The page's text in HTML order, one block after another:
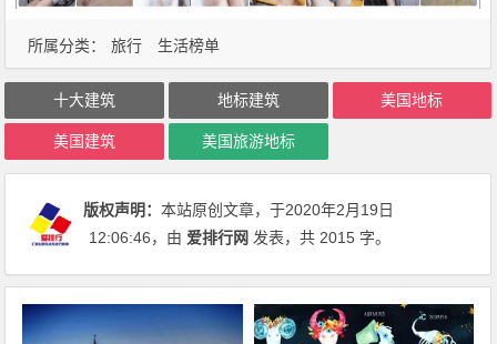
所属分类： 旅行 生活榜单
十大建筑 地标建筑 美国地标
美国建筑 美国旅游地标
版权声明：本站原创文章，于2020年2月19日
12:06:46，由 爱排行网 发表，共 2015 字。